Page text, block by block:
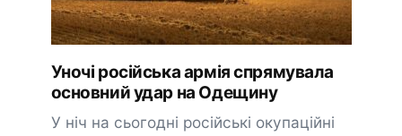
Уночі російська армія спрямувала
основний удар на Одещину
У ніч на сьогодні російські окупаційні